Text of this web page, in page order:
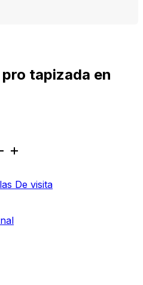
tapizada en
De visita